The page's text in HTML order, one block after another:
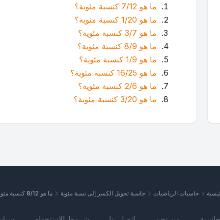
ما هو 7/12 كنسبة مئوية؟
ما هو 1/20 كنسبة مئوية؟
ما هو 3/7 كنسبة مئوية؟
ما هو 8/9 كنسبة مئوية؟
ما هو 1/9 كنسبة مئوية؟
ما هو 16/25 كنسبة مئوية؟
ما هو 2/6 كنسبة مئوية؟
ما هو 3/20 كنسبة مئوية؟
حاسبات الرياضيات حاسبة تحويل الكسر إلى نسبة مئوية ما هو 8/12 كنسبة مئوية؟